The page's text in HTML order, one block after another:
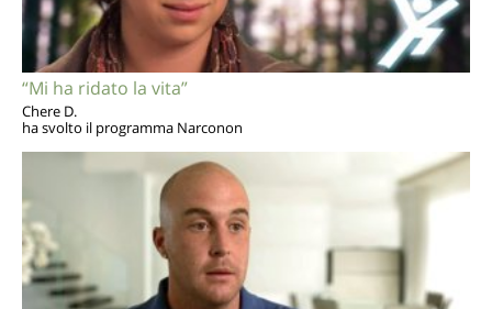
“Mi ha ridato la vita”
Chere D.
ha svolto il programma Narconon